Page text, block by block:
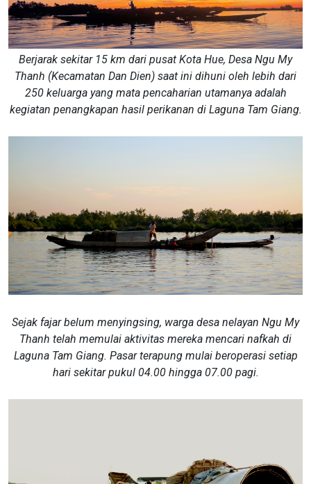
Berjarak sekitar 15 km dari pusat Kota Hue, Desa Ngu My
Thanh (Kecamatan Dan Dien) saat ini dihuni oleh lebih dari
250 keluarga yang mata pencaharian utamanya adalah
kegiatan penangkapan hasil perikanan di Laguna Tam Giang.
​​​​​Sejak fajar belum menyingsing, warga desa nelayan Ngu My
Thanh telah memulai aktivitas mereka mencari nafkah di
Laguna Tam Giang. Pasar terapung mulai beroperasi setiap
hari sekitar pukul 04.00 hingga 07.00 pagi.